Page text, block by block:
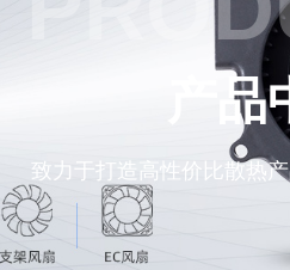
产
致力于打造高性价比散热